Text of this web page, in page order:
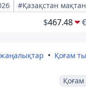
#Қазақстан
$467.48 €
Қоғам
Қоғам